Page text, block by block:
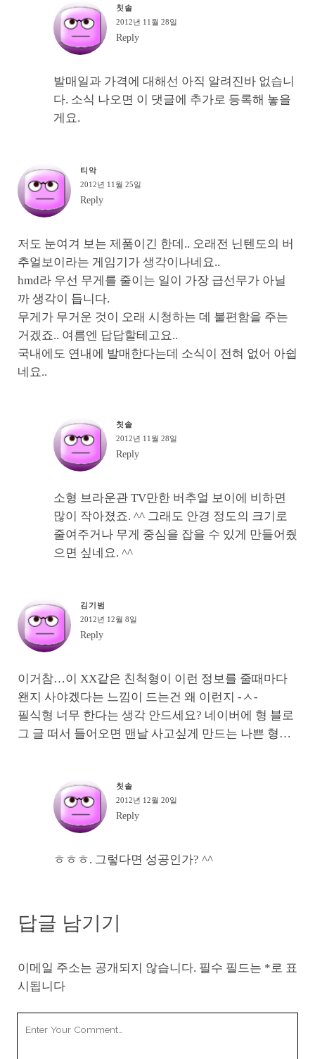
칫솔
2012년 11월 28일
Reply
발매일과 가격에 대해선 아직 알려진바 없습니
다. 소식 나오면 이 댓글에 추가로 등록해 놓을
게요.
티악
2012년 11월 25일
Reply
저도 눈여겨 보는 제품이긴 한데.. 오래전 닌텐도의 버
추얼보이라는 게임기가 생각이나네요..
hmd라 우선 무게를 줄이는 일이 가장 급선무가 아닐
까 생각이 듭니다.
무게가 무거운 것이 오래 시청하는 데 불편함을 주는
거겠죠.. 여름엔 답답할테고요..
국내에도 연내에 발매한다는데 소식이 전혀 없어 아쉽
네요..
칫솔
2012년 11월 28일
Reply
소형 브라운관 TV만한 버추얼 보이에 비하면
많이 작아졌죠. ^^ 그래도 안경 정도의 크기로
줄여주거나 무게 중심을 잡을 수 있게 만들어줬
으면 싶네요. ^^
김기범
2012년 12월 8일
Reply
이거참…이 XX같은 친척형이 이런 정보를 줄때마다
왠지 사야겠다는 느낌이 드는건 왜 이런지 -ㅅ-
필식형 너무 한다는 생각 안드세요? 네이버에 형 블로
그 글 떠서 들어오면 맨날 사고싶게 만드는 나쁜 형…
칫솔
2012년 12월 20일
Reply
ㅎㅎㅎ. 그렇다면 성공인가? ^^
답글 남기기
이메일 주소는 공개되지 않습니다. 필수 필드는 * 로 표
시됩니다